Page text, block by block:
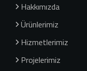
Hakkımızda
Ürünlerimiz
Hizmetlerimiz
Projelerimiz